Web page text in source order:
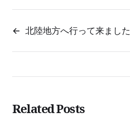
← 北陸地方へ行って来ました
Related Posts